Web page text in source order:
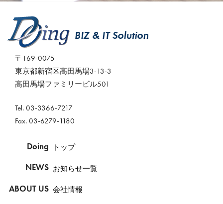
〒169-0075
東京都新宿区高田馬場3-13-3
高田馬場ファミリービル501
Tel. 03-3366-7217
Fax. 03-6279-1180
Doing トップ
NEWS お知らせ一覧
ABOUT US 会社情報